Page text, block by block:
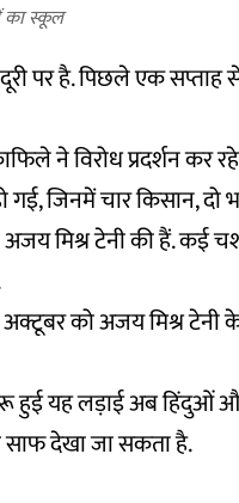
का स्कूल
पर है. पिछले एक सप्ताह
ने विरोध प्रदर्शन कर
जिनमें चार किसान, दो
अजय मिश्र टेनी की हैं. कई
को अजय मिश्र टेनी
यह लड़ाई अब हिंदुओं
साफ देखा जा सकता है.